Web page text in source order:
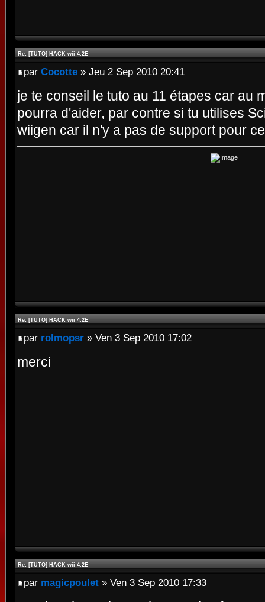
Re: [TUTO] HACK wii 4.2E
par Cocotte » Jeu 2 Sep 2010 20:41
je te conseil le tuto au 11 étapes car au
pourra d'aider, par contre si tu utilises
wiigen car il n'y a pas de support pour
Re: [TUTO] HACK wii 4.2E
par rolmopsr » Ven 3 Sep 2010 17:02
merci
Re: [TUTO] HACK wii 4.2E
par magicpoulet » Ven 3 Sep 2010 17:33